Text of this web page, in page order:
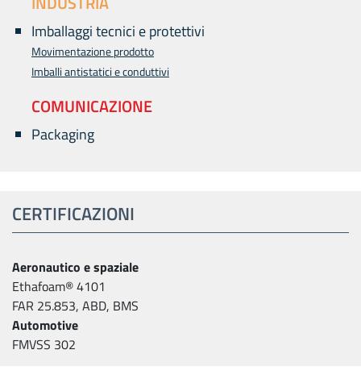
Imballaggi tecnici e protettivi
Movimentazione prodotto
Imballi antistatici e conduttivi
COMUNICAZIONE
Packaging
CERTIFICAZIONI
Aeronautico e spaziale
Ethafoam® 4101
FAR 25.853, ABD, BMS
Automotive
FMVSS 302